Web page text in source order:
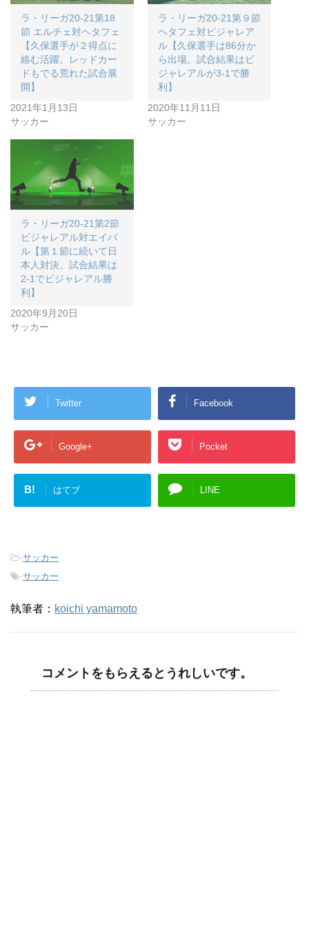
ラ・リーガ20-21第18
節 エルチェ対ヘタフェ
【久保選手が２得点に
絡む活躍。レッドカー
ドもでる荒れた試合展
開】
2021年1月13日
サッカー
ラ・リーガ20-21第９節
ヘタフェ対ビジャレア
ル【久保選手は86分か
ら出場。試合結果はビ
ジャレアルが3-1で勝
利】
2020年11月11日
サッカー
ラ・リーガ20-21第2節
ビジャレアル対エイバ
ル【第１節に続いて日
本人対決。試合結果は
2-1でビジャレアル勝
利】
2020年9月20日
サッカー
Twitter Facebook
Google+ Pocket
B! はてブ LINE
-サッカー
-サッカー
執筆者： koichi yamamoto
コメントをもらえるとうれしいです。